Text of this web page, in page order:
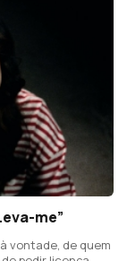
me”
vontade, de quem